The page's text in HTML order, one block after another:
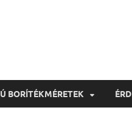
BORÍTÉKMÉRETEK